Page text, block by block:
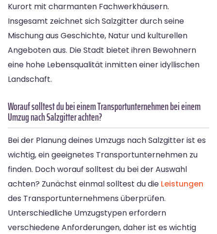
Kurort mit charmanten Fachwerkhäusern.
Insgesamt zeichnet sich Salzgitter durch seine
Mischung aus Geschichte, Natur und kulturellen
Angeboten aus. Die Stadt bietet ihren Bewohnern
eine hohe Lebensqualität inmitten einer idyllischen
Landschaft.
Worauf solltest du bei einem Transportunternehmen bei einem
Umzug nach Salzgitter achten?
Bei der Planung deines Umzugs nach Salzgitter ist es
wichtig, ein geeignetes Transportunternehmen zu
finden. Doch worauf solltest du bei der Auswahl
achten? Zunächst einmal solltest du die Leistungen
des Transportunternehmens überprüfen.
Unterschiedliche Umzugstypen erfordern
verschiedene Anforderungen, daher ist es wichtig